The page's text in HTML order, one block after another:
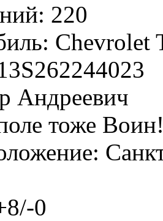
220
Chevrolet
Андреевич
тоже
0